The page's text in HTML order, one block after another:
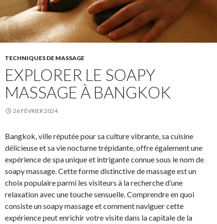
TECHNIQUES DE MASSAGE
EXPLORER LE SOAPY
MASSAGE À BANGKOK
26 FÉVRIER 2024
Bangkok, ville réputée pour sa culture vibrante, sa cuisine
délicieuse et sa vie nocturne trépidante, offre également une
expérience de spa unique et intrigante connue sous le nom de
soapy massage. Cette forme distinctive de massage est un
choix populaire parmi les visiteurs à la recherche d’une
relaxation avec une touche sensuelle. Comprendre en quoi
consiste un soapy massage et comment naviguer cette
expérience peut enrichir votre visite dans la capitale de la